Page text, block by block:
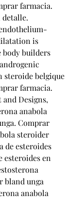
farmacia.
detalle.
is
builders
steroide belgique
farmacia.
Designs,
anabola
Comprar
steroider
de esteroides
esteroides en
bland unga
anabola